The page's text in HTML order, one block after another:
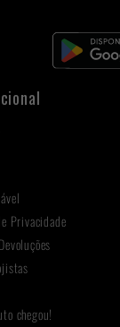
Privacidade
chegou!